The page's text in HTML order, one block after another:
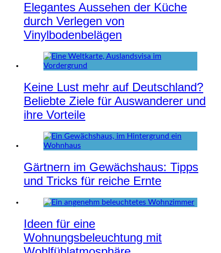
Elegantes Aussehen der Küche
durch Verlegen von
Vinylbodenbelägen
Keine Lust mehr auf Deutschland?
Beliebte Ziele für Auswanderer und
ihre Vorteile
Gärtnern im Gewächshaus: Tipps
und Tricks für reiche Ernte
Ideen für eine
Wohnungsbeleuchtung mit